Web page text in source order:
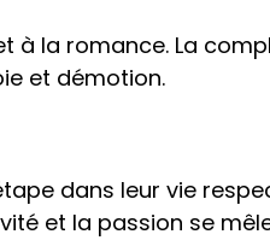
à la romance. La
et démotion.
dans leur vie
et la passion se